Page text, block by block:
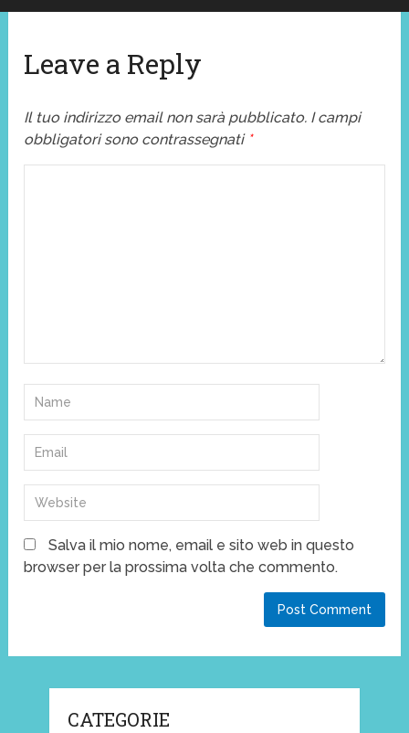
Leave a Reply
Il tuo indirizzo email non sarà pubblicato. I campi
obbligatori sono contrassegnati *
Salva il mio nome, email e sito web in questo
browser per la prossima volta che commento.
CATEGORIE